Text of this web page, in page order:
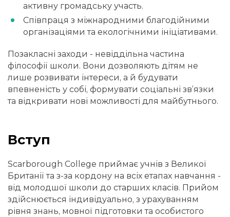
активну громадську участь.
Співпраця з міжнародними благодійними
організаціями та екологічними ініціативами.
Позакласні заходи - невіддільна частина
філософії школи. Вони дозволяють дітям не
лише розвивати інтереси, а й будувати
впевненість у собі, формувати соціальні зв’язки
та відкривати нові можливості для майбутнього.
Вступ
Scarborough College приймає учнів з Великої
Британії та з-за кордону на всіх етапах навчання -
від молодшої школи до старших класів. Прийом
здійснюється індивідуально, з урахуванням
рівня знань, мовної підготовки та особистого